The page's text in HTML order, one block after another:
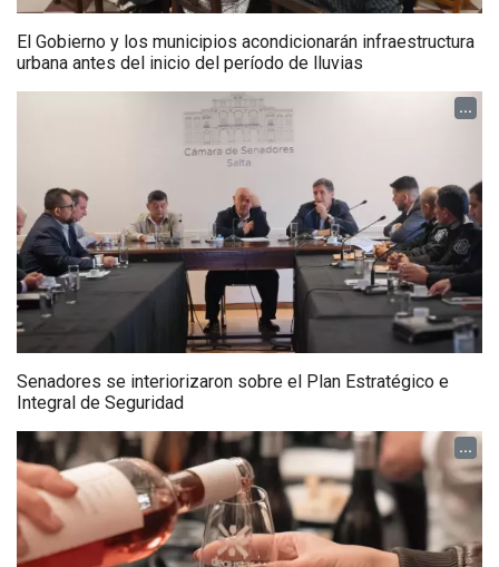
El Gobierno y los municipios acondicionarán infraestructura
urbana antes del inicio del período de lluvias
...
Senadores se interiorizaron sobre el Plan Estratégico e
Integral de Seguridad
...